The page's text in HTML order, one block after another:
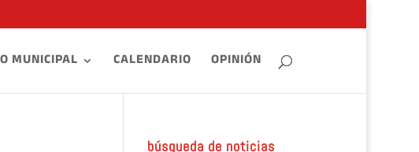
MUNICIPAL CALENDARIO OPINIÓN
búsqueda de noticias